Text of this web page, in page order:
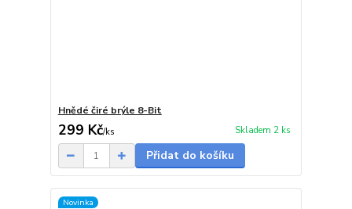
Hnědé čiré brýle 8-Bit
299 Kč/ks Skladem 2 ks
Přidat do košíku
Novinka